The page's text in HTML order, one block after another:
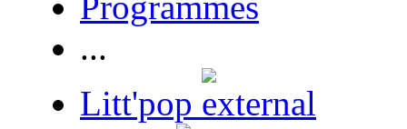
...
Litt'pop